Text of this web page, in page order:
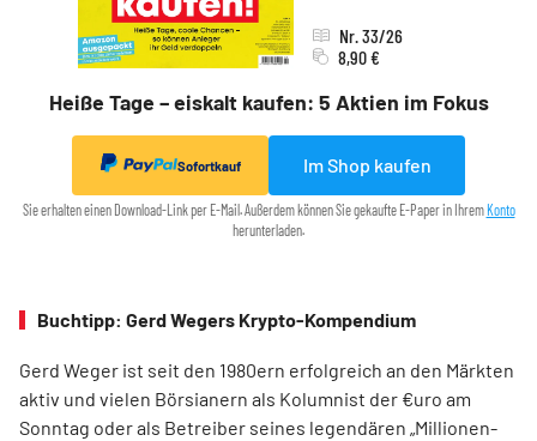
Heiße Tage – eiskalt kaufen: 5 Aktien im Fokus
Nr. 33/26
8,90 €
Sofortkauf Im Shop kaufen
Sie erhalten einen Download-Link per E-Mail. Außerdem können Sie gekaufte E-Paper in Ihrem Konto
herunterladen.
Buchtipp: Gerd Wegers Krypto-Kompendium
Gerd Weger ist seit den 1980ern erfolgreich an den Märkten
aktiv und vielen Börsianern als Kolumnist der €uro am
Sonntag oder als Betreiber seines legendären „Millionen­